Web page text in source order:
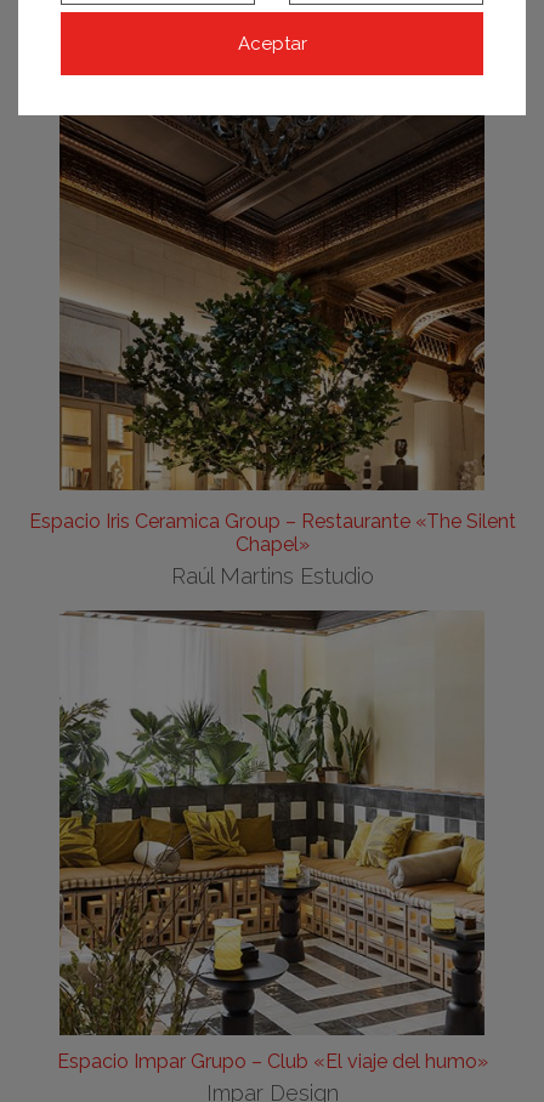
Espacio Iris Ceramica Group – Restaurante «The Silent
Chapel»
Raúl Martins Estudio
Espacio Impar Grupo – Club «El viaje del humo»
Impar Design
Aceptar